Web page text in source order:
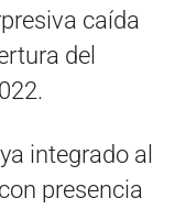
caída
del
integrado al
presencia